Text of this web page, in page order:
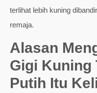
terlihat lebih kuning
remaja.
Alasan
Gigi Kuning
Putih Itu